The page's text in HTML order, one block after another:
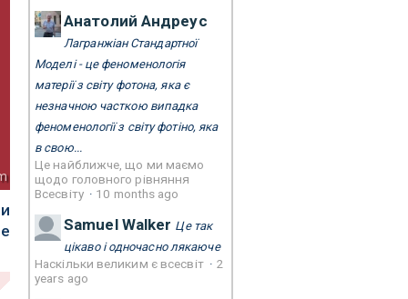
Анатолий Андреус
Лагранжіан Стандартної
Моделі - це феноменологія
матерії з світу фотона, яка є
незначною часткою випадка
феноменології з світу фотіно, яка
в свою...
Це найближче, що ми маємо
щодо головного рівняння
Всесвіту · 10 months ago
Samuel Walker Це так
цікаво і одночасно лякаюче
Наскільки великим є всесвіт · 2
years ago